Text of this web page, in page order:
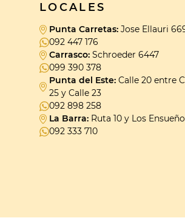
LOCALES
Punta Carretas: Jose Ellauri
092 447 176
Carrasco: Schroeder 6447
099 390 378
Punta del Este: Calle 20 entre
25 y Calle 23
092 898 258
La Barra: Ruta 10 y Los
092 333 710